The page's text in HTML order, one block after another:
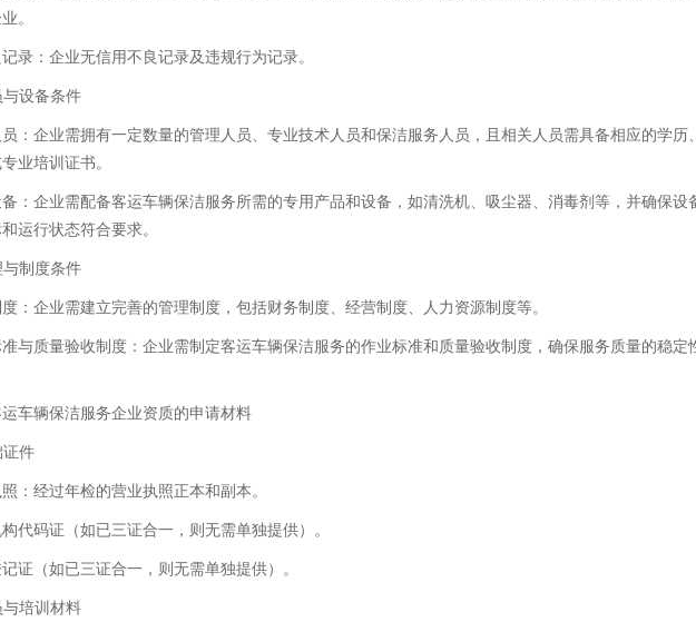
。
录：企业无信用不良记录及违规行为记录。
与设备条件
：企业需拥有一定数量的管理人员、专业技术人员和保洁服务人员，且相关人员需具备相应的学历
业培训证书。
：企业需配备客运车辆保洁服务所需的专用产品和设备，如清洗机、吸尘器、消毒剂等，并确保设
运行状态符合要求。
与制度条件
：企业需建立完善的管理制度，包括财务制度、经营制度、人力资源制度等。
与质量验收制度：企业需制定客运车辆保洁服务的作业标准和质量验收制度，确保服务质量的稳定
车辆保洁服务企业资质的申请材料
证件
：经过年检的营业执照正本和副本。
代码证（如已三证合一，则无需单独提供）。
证（如已三证合一，则无需单独提供）。
与培训材料